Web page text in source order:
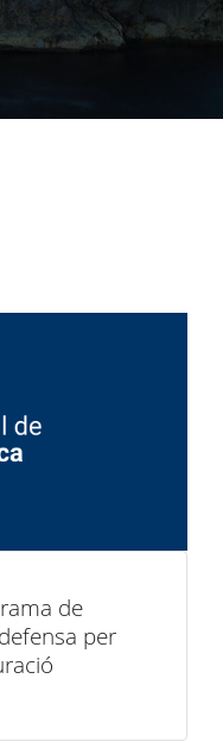
de
per